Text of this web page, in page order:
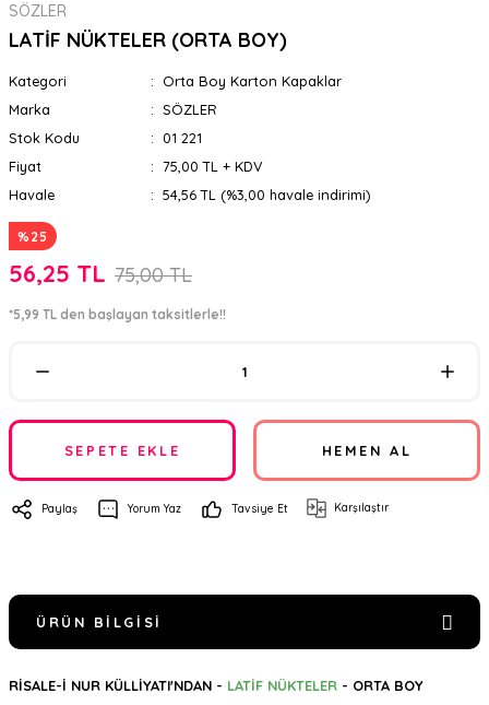
SÖZLER
LATİF NÜKTELER (ORTA BOY)
Kategori
Orta Boy Karton Kapaklar
Marka
SÖZLER
Stok Kodu
01 221
Fiyat
75,00 TL + KDV
Havale
54,56 TL (%3,00 havale indirimi)
%25
56,25 TL 75,00 TL
*5,99 TL den başlayan taksitlerle!!
SEPETE EKLE HEMEN AL
Paylaş Yorum Yaz Tavsiye Et Karşılaştır
ÜRÜN BILGISI
RİSALE-İ NUR KÜLLİYATI'NDAN - LATİF NÜKTELER - ORTA BOY